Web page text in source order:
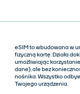
eSIM to wbudowana w
fizyczną kartę. Działa
umożliwiając
dane), ale bez
nośnika. Wszystko
Twojego urządzenia.